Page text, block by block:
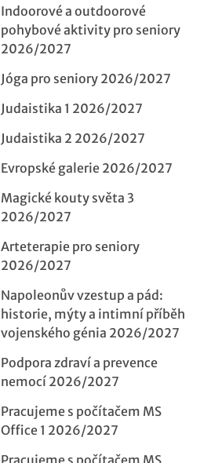
Indoorové a outdoorové
pohybové aktivity pro seniory
2026/2027
Jóga pro seniory 2026/2027
Judaistika 1 2026/2027
Judaistika 2 2026/2027
Evropské galerie 2026/2027
Magické kouty světa 3
2026/2027
Arteterapie pro seniory
2026/2027
Napoleonův vzestup a pád:
historie, mýty a intimní příběh
vojenského génia 2026/2027
Podpora zdraví a prevence
nemocí 2026/2027
Pracujeme s počítačem MS
Office 1 2026/2027
Pracujeme s počítačem MS